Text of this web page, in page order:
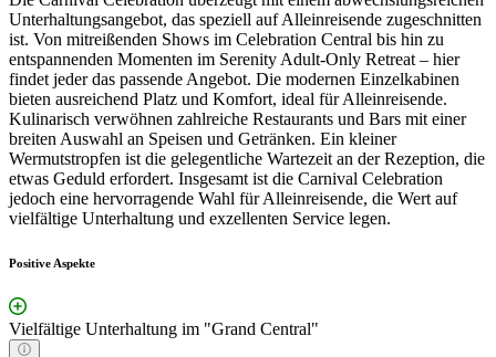
Unterhaltungsangebot, das speziell auf Alleinreisende zugeschnitten
ist. Von mitreißenden Shows im Celebration Central bis hin zu
entspannenden Momenten im Serenity Adult-Only Retreat – hier
findet jeder das passende Angebot. Die modernen Einzelkabinen
bieten ausreichend Platz und Komfort, ideal für Alleinreisende.
Kulinarisch verwöhnen zahlreiche Restaurants und Bars mit einer
breiten Auswahl an Speisen und Getränken. Ein kleiner
Wermutstropfen ist die gelegentliche Wartezeit an der Rezeption, die
etwas Geduld erfordert. Insgesamt ist die Carnival Celebration
jedoch eine hervorragende Wahl für Alleinreisende, die Wert auf
vielfältige Unterhaltung und exzellenten Service legen.
Positive Aspekte
Vielfältige Unterhaltung im "Grand Central"